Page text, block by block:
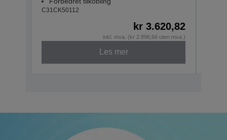
C31CK50112
kr 3.620,82
inkl. mva. (kr 2.896,66 uten mva.)
Les mer